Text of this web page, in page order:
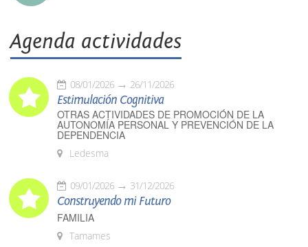
Agenda actividades
08/01/2026 26/11/2026
Estimulación Cognitiva
OTRAS ACTIVIDADES DE PROMOCIÓN DE LA
AUTONOMÍA PERSONAL Y PREVENCIÓN DE LA
DEPENDENCIA
Ledesma
09/01/2026 31/12/2026
Construyendo mi Futuro
FAMILIA
Tamames